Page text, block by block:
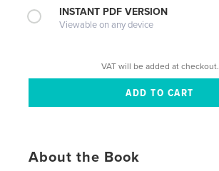
INSTANT PDF VERSION
Viewable on any device
VAT will be added at checkout.
About the Book